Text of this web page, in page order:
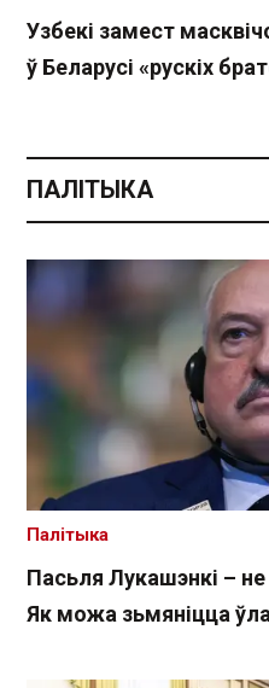
Узбекі замест
ў Беларусі «рускіх
ПАЛІТЫКА
Пасьля Лукашэнкі –
Як можа зьмяніцца
Палітыка